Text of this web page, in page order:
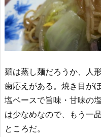
麺は蒸し麺だろうか、人
歯応えがある。焼き目が
塩ベースで旨味・甘味の
は少なめなので、もう一
ところだ。